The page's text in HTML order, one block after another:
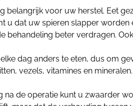
belangrijk voor uw herstel. Eet
u dat uw spieren slapper worden
behandeling beter verdragen.
dag anders te eten, dus om
vezels, vitamines en mineralen.
na de operatie kunt u zwaarder